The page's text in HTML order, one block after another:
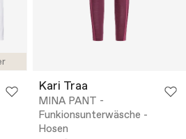
Kari Traa
MINA PANT -
Funkionsunterwäsche -
Hosen